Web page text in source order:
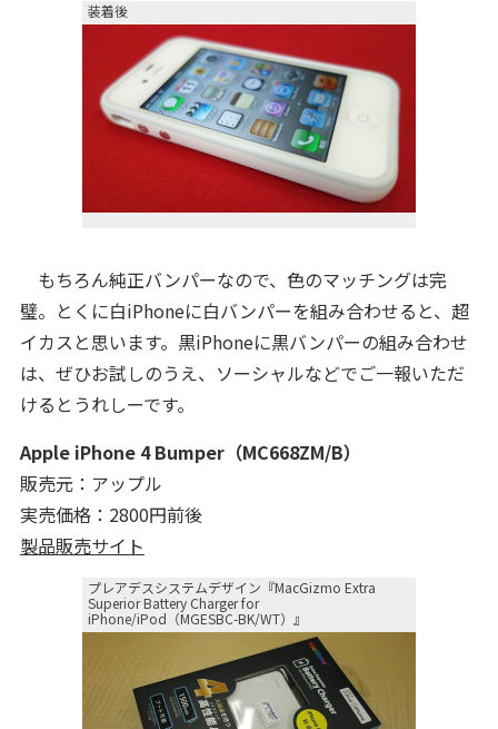
装着後
もちろん純正バンパーなので、色のマッチングは完
璧。とくに白iPhoneに白バンパーを組み合わせると、超
イカスと思います。黒iPhoneに黒バンパーの組み合わせ
は、ぜひお試しのうえ、ソーシャルなどでご一報いただ
けるとうれしーです。
Apple iPhone 4 Bumper（MC668ZM/B）
販売元：アップル
実売価格：2800円前後
製品販売サイト
プレアデスシステムデザイン『MacGizmo Extra
Superior Battery Charger for
iPhone/iPod（MGESBC-BK/WT）』